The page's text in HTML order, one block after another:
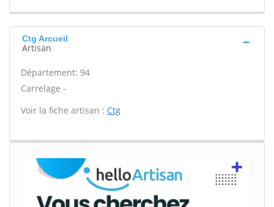
Ctg Arcueil
Artisan
Département: 94
Carrelage -
Voir la fiche artisan : Ctg